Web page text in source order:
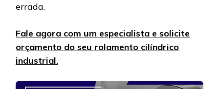
errada.
Fale agora com um especialista e solicite
orçamento do seu rolamento cilíndrico
industrial.